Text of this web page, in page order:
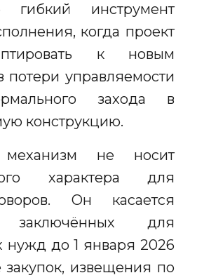
гибкий инструмент
когда проект
к новым
потери управляемости
захода в
конструкцию.
не носит
характера для
Он касается
заключённых для
нужд до 1 января 2026
закупок, извещения по